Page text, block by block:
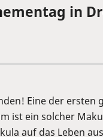
in
Eine der
ist ein solcher
auf das Leben